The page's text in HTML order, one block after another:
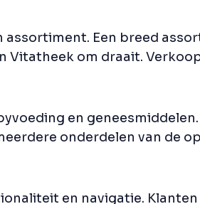
Een breed
Vitatheek om draait.
en
onderdelen van de
en navigatie.